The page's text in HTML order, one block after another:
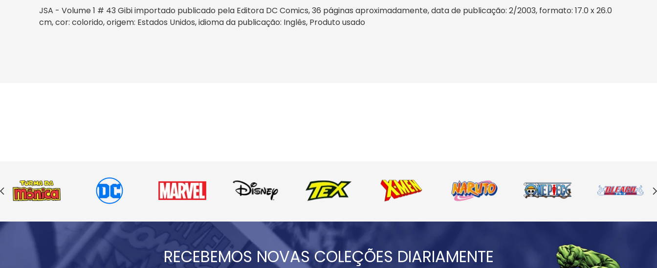
JSA - Volume 1 # 43 Gibi importado publicado pela Editora DC Comics, 36 páginas aproximadamente, data de publicação: 2/2003, formato: 17.0 x 26.0
cm, cor: colorido, origem: Estados Unidos, idioma da publicação: Inglês, Produto usado
RECEBEMOS NOVAS COLEÇÕES DIARIAMENTE